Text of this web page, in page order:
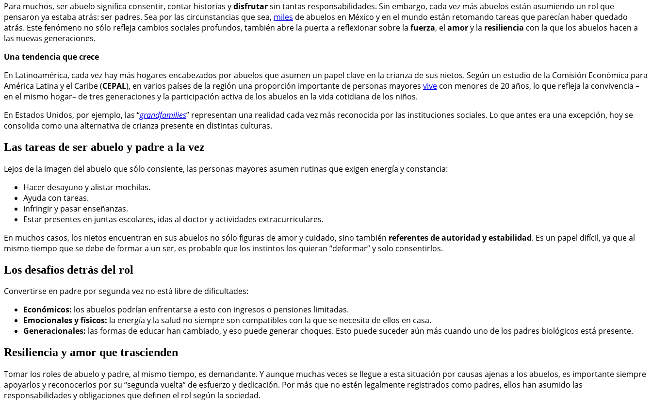
Para muchos, ser abuelo significa consentir, contar historias ydisfrutarsin tantas responsabilidades. Sin embargo, cada vez más abuelos están asumiendo un rol que
pensaron ya estaba atrás: ser padres. Sea por las circunstancias que sea, miles de abuelos en México y en el mundo están retomando tareas que parecían haber quedado
atrás. Este fenómeno no sólo refleja cambios sociales profundos, también abre la puerta a reflexionar sobre la fuerza, el amory la resiliencia con la que los abuelos hacen a
las nuevas generaciones.
Una tendencia que crece
En Latinoamérica, cada vez hay más hogares encabezados por abuelos que asumen un papel clave en la crianza de sus nietos. Según un estudio de la Comisión Económica para
América Latina y el Caribe (CEPAL), en varios países de la región una proporción importante de personas mayores vive con menores de 20 años, lo que refleja la convivencia –
en el mismo hogar– de tres generaciones y la participación activa de los abuelos en la vida cotidiana de los niños.
En Estados Unidos, por ejemplo, las “grandfamilies” representan una realidad cada vez más reconocida por las instituciones sociales. Lo que antes era una excepción, hoy se
consolida como una alternativa de crianza presente en distintas culturas.
Las tareas de ser abuelo y padre a la vez
Lejos de la imagen del abuelo que sólo consiente, las personas mayores asumen rutinas que exigen energía y constancia:
Hacer desayuno y alistar mochilas.
Ayuda con tareas.
Infringir y pasar enseñanzas.
Estar presentes en juntas escolares, idas al doctor y actividades extracurriculares.
En muchos casos, los nietos encuentran en sus abuelos no sólo figuras de amor y cuidado, sino también referentes de autoridad y estabilidad. Es un papel difícil, ya que al
mismo tiempo que se debe de formar a un ser, es probable que los instintos los quieran “deformar” y solo consentirlos.
Los desafíos detrás del rol
Convertirse en padre por segunda vez no está libre de dificultades:
Económicos: los abuelos podrían enfrentarse a esto con ingresos o pensiones limitadas.
Emocionales y físicos: la energía y la salud no siempre son compatibles con la que se necesita de ellos en casa.
Generacionales: las formas de educar han cambiado, y eso puede generar choques. Esto puede suceder aún más cuando uno de los padres biológicos está presente.
Resiliencia y amor que trascienden
Tomar los roles de abuelo y padre, al mismo tiempo, es demandante. Y aunque muchas veces se llegue a esta situación por causas ajenas a los abuelos, es importante siempre
apoyarlos y reconocerlos por su “segunda vuelta” de esfuerzo y dedicación. Por más que no estén legalmente registrados como padres, ellos han asumido las
responsabilidades y obligaciones que definen el rol según la sociedad.